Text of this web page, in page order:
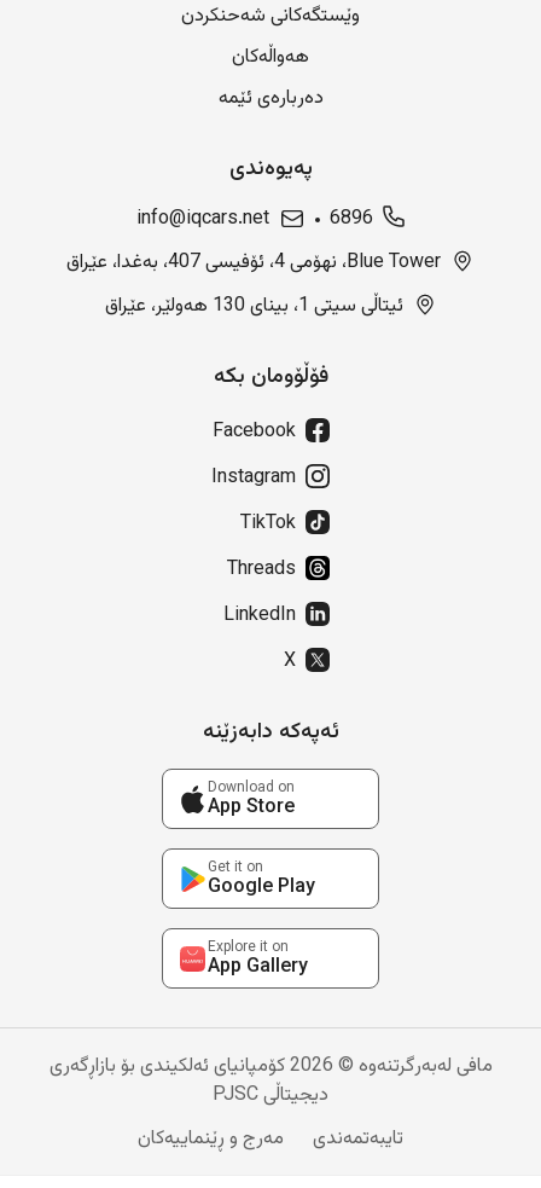
وێستگەکانی شەحنکردن
هەواڵەکان
دەربارەی ئێمە
پەیوەندی
6896
info@iqcars.net
Blue Tower، نهۆمی 4، ئۆفیسی 407، بەغدا، عێراق
ئیتاڵی سیتی 1، بینای 130 هەولێر، عێراق
فۆڵۆومان بکە
Facebook
Instagram
TikTok
Threads
LinkedIn
X
ئەپەکە دابەزێنە
Download on
App Store
Get it on
Google Play
Explore it on
App Gallery
مافی لەبەرگرتنەوە © 2026 کۆمپانیای ئەلکیندی بۆ بازاڕگەری
دیجیتاڵی PJSC
تایبەتمەندی
مەرج و ڕێنماییەکان